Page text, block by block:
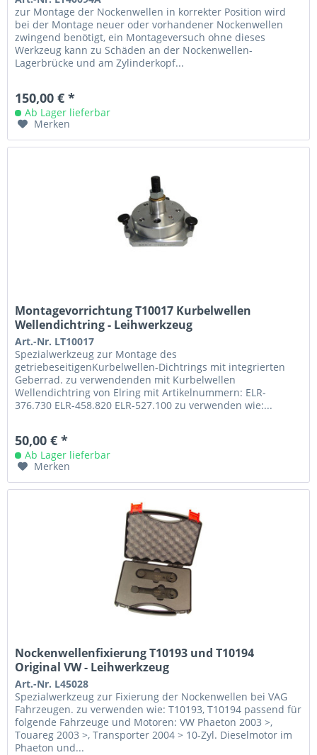
zur Montage der Nockenwellen in korrekter Position wird
bei der Montage neuer oder vorhandener Nockenwellen
zwingend benötigt, ein Montageversuch ohne dieses
Werkzeug kann zu Schäden an der Nockenwellen-
Lagerbrücke und am Zylinderkopf...
150,00 € *
Ab Lager lieferbar
Merken
Montagevorrichtung T10017 Kurbelwellen
Wellendichtring - Leihwerkzeug
Art.-Nr. LT10017
Spezialwerkzeug zur Montage des
getriebeseitigenKurbelwellen-Dichtrings mit integrierten
Geberrad. zu verwendenden mit Kurbelwellen
Wellendichtring von Elring mit Artikelnummern: ELR-
376.730 ELR-458.820 ELR-527.100 zu verwenden wie:...
50,00 € *
Ab Lager lieferbar
Merken
Nockenwellenfixierung T10193 und T10194
Original VW - Leihwerkzeug
Art.-Nr. L45028
Spezialwerkzeug zur Fixierung der Nockenwellen bei VAG
Fahrzeugen. zu verwenden wie: T10193, T10194 passend für
folgende Fahrzeuge und Motoren: VW Phaeton 2003 >,
Touareg 2003 >, Transporter 2004 > 10-Zyl. Dieselmotor im
Phaeton und...